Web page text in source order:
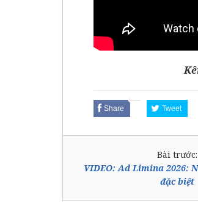
K
Share Tweet
Bài trước:
VIDEO: Ad Limina 2026:
đặc biệt